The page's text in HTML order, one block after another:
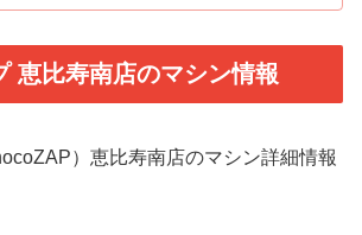
恵比寿南店のマシン情報
）恵比寿南店のマシン詳細情報